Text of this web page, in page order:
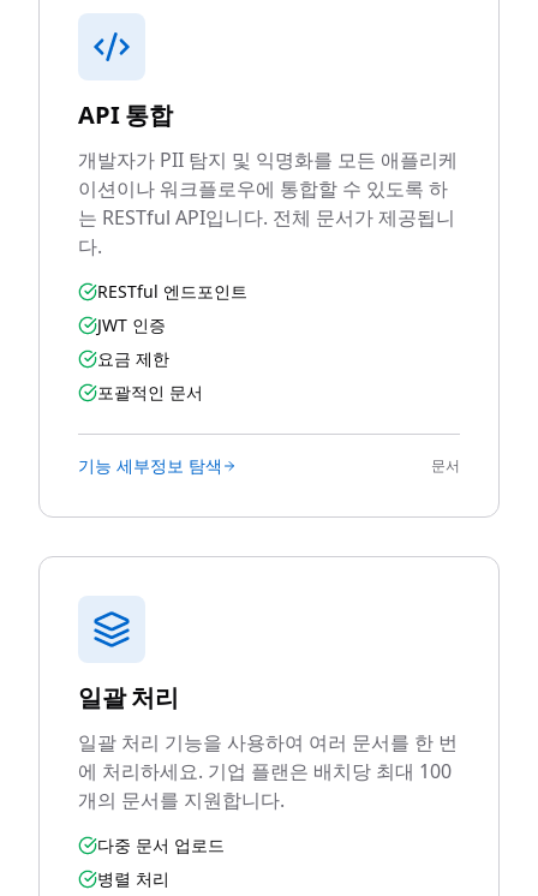
API 통합
개발자가 PII 탐지 및 익명화를 모든 애플리케
이션이나 워크플로우에 통합할 수 있도록 하
는 RESTful API입니다. 전체 문서가 제공됩니
다.
RESTful 엔드포인트
JWT 인증
요금 제한
포괄적인 문서
기능 세부정보 탐색 문서
일괄 처리
일괄 처리 기능을 사용하여 여러 문서를 한 번
에 처리하세요. 기업 플랜은 배치당 최대 100
개의 문서를 지원합니다.
다중 문서 업로드
병렬 처리